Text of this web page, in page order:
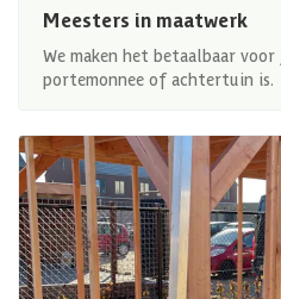
Meesters in maatwerk
We maken het betaalbaar
portemonnee of achtertuin is.